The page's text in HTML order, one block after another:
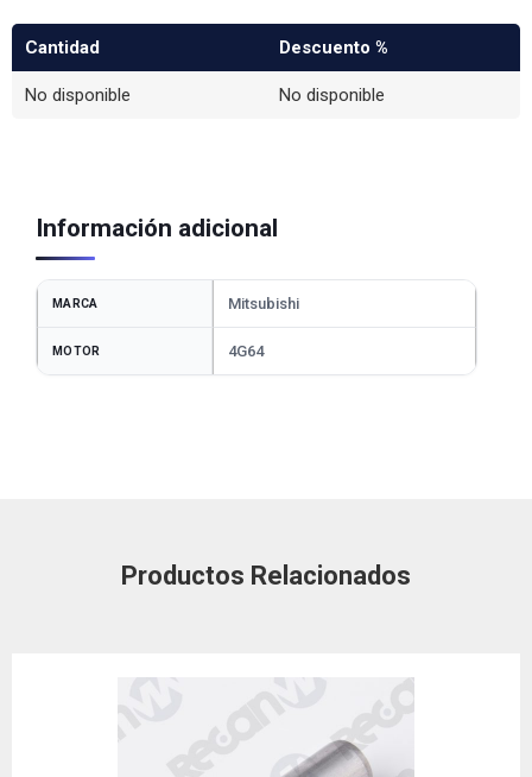
Cantidad Descuento %
No disponible No disponible
Información adicional
MARCA Mitsubishi
MOTOR 4G64
Productos Relacionados